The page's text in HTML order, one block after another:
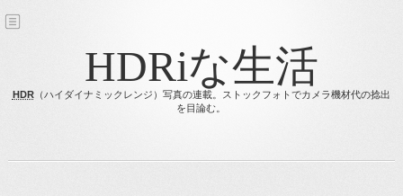
HDRiな生活
HDR（ハイダイナミックレンジ）写真の連載。ストックフォトでカメラ機材代の捻出
を目論む。